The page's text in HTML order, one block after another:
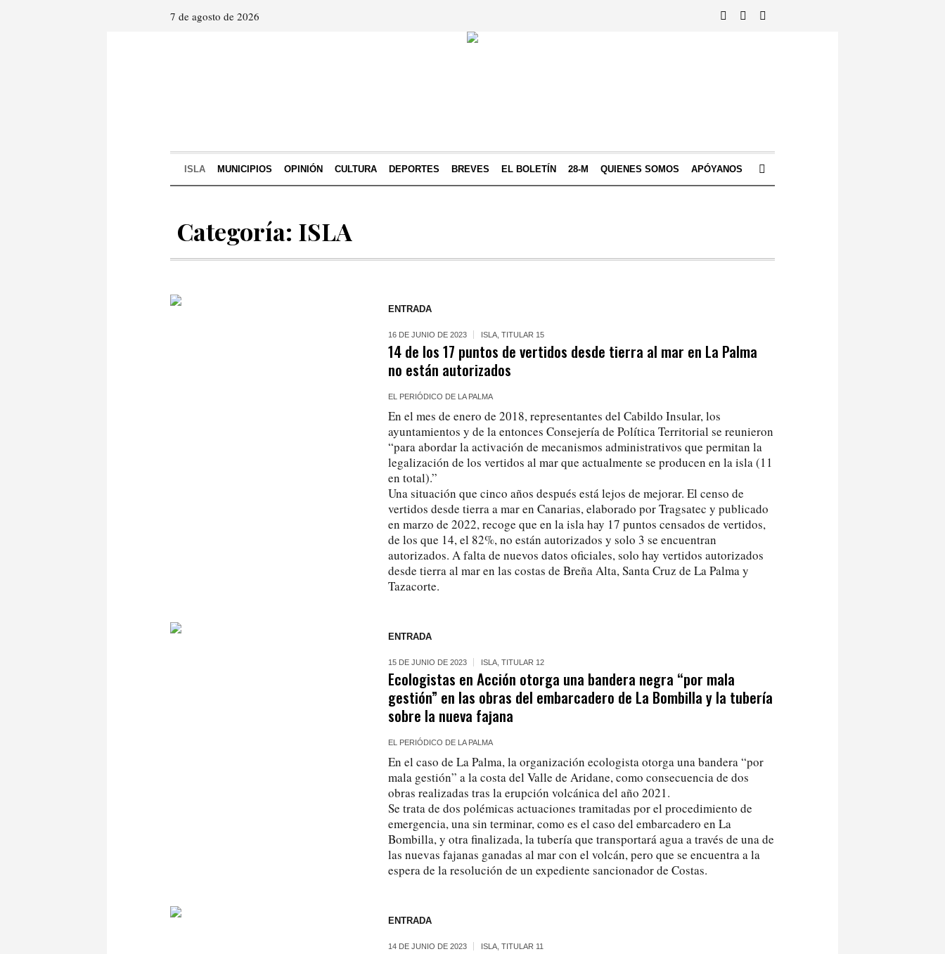
7 de agosto de 2026
ISLA MUNICIPIOS OPINIÓN CULTURA DEPORTES BREVES EL BOLETÍN 28-M QUIENES SOMOS APÓYANOS
Categoría: ISLA
ENTRADA
16 DE JUNIO DE 2023 ISLA ,TITULAR 15
14 de los 17 puntos de vertidos desde tierra al mar en La Palma
no están autorizados
EL PERIÓDICO DE LA PALMA
En el mes de enero de 2018, representantes del Cabildo Insular, los
ayuntamientos y de la entonces Consejería de Política Territorial se reunieron
“para abordar la activación de mecanismos administrativos que permitan la
legalización de los vertidos al mar que actualmente se producen en la isla (11
en total).”
Una situación que cinco años después está lejos de mejorar. El censo de
vertidos desde tierra a mar en Canarias, elaborado por Tragsatec y publicado
en marzo de 2022, recoge que en la isla hay 17 puntos censados de vertidos,
de los que 14, el 82%, no están autorizados y solo 3 se encuentran
autorizados. A falta de nuevos datos oficiales, solo hay vertidos autorizados
desde tierra al mar en las costas de Breña Alta, Santa Cruz de La Palma y
Tazacorte.
ENTRADA
15 DE JUNIO DE 2023 ISLA ,TITULAR 12
Ecologistas en Acción otorga una bandera negra “por mala
gestión” en las obras del embarcadero de La Bombilla y la tubería
sobre la nueva fajana
EL PERIÓDICO DE LA PALMA
En el caso de La Palma, la organización ecologista otorga una bandera “por
mala gestión” a la costa del Valle de Aridane, como consecuencia de dos
obras realizadas tras la erupción volcánica del año 2021.
Se trata de dos polémicas actuaciones tramitadas por el procedimiento de
emergencia, una sin terminar, como es el caso del embarcadero en La
Bombilla, y otra finalizada, la tubería que transportará agua a través de una de
las nuevas fajanas ganadas al mar con el volcán, pero que se encuentra a la
espera de la resolución de un expediente sancionador de Costas.
ENTRADA
14 DE JUNIO DE 2023 ISLA ,TITULAR 11